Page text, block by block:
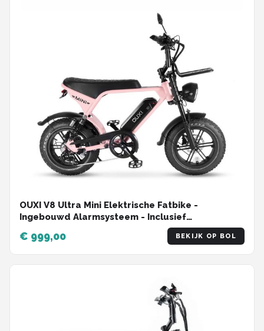
OUXI V8 Ultra Mini Elektrische Fatbike -
Ingebouwd Alarmsysteem - Inclusief
Voetsteuntjes - Inclusief Voorrekje -16 Inch -
250W Motor - 7 Versnellingen - 50 km Actieradius
- Mechanische Schijfremmen - Roze
€ 999,00 BEKIJK OP BOL